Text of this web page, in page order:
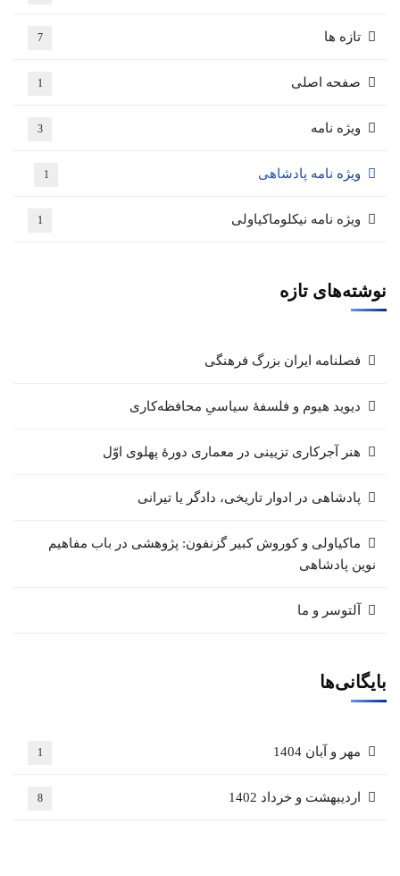
تازه ها 7
صفحه اصلی 1
ویژه نامه 3
ویژه نامه پادشاهی 1
ویژه نامه نیکلوماکیاولی 1
نوشته‌های تازه
فصلنامه ایران بزرگ فرهنگی
دیوید هیوم و فلسفهٔ سیاسیِ محافظه‌کاری
هنر آجرکاری تزیینی در معماری دورهٔ پهلوی اوّل
پادشاهی در ادوار تاریخی، دادگر یا تیرانی
ماکیاولی و کوروش کبیر گزنفون: پژوهشی در باب مفاهیم
نوین پادشاهی
آلتوسر و ما
بایگانی‌ها
مهر و آبان 1404 1
اردیبهشت و خرداد 1402 8